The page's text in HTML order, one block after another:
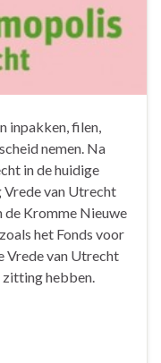
inpakken, filen,
nemen. Na
in de huidige
Vrede van Utrecht
de Kromme Nieuwe
het Fonds voor
Vrede van Utrecht
hebben.